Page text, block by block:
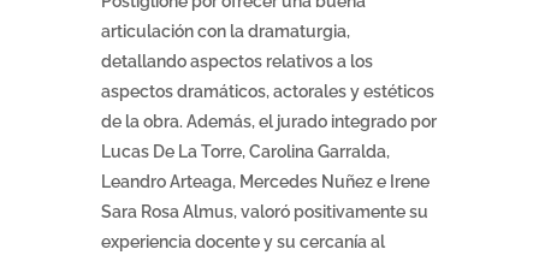
articulación con la dramaturgia,
detallando aspectos relativos a los
aspectos dramáticos, actorales y estéticos
de la obra. Además, el jurado integrado por
Lucas De La Torre, Carolina Garralda,
Leandro Arteaga, Mercedes Nuñez e Irene
Sara Rosa Almus, valoró positivamente su
experiencia docente y su cercanía al